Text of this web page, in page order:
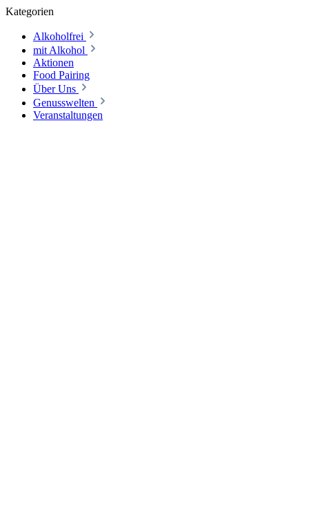
Kategorien
Alkoholfrei
mit Alkohol
Aktionen
Food Pairing
Über Uns
Genusswelten
Veranstaltungen